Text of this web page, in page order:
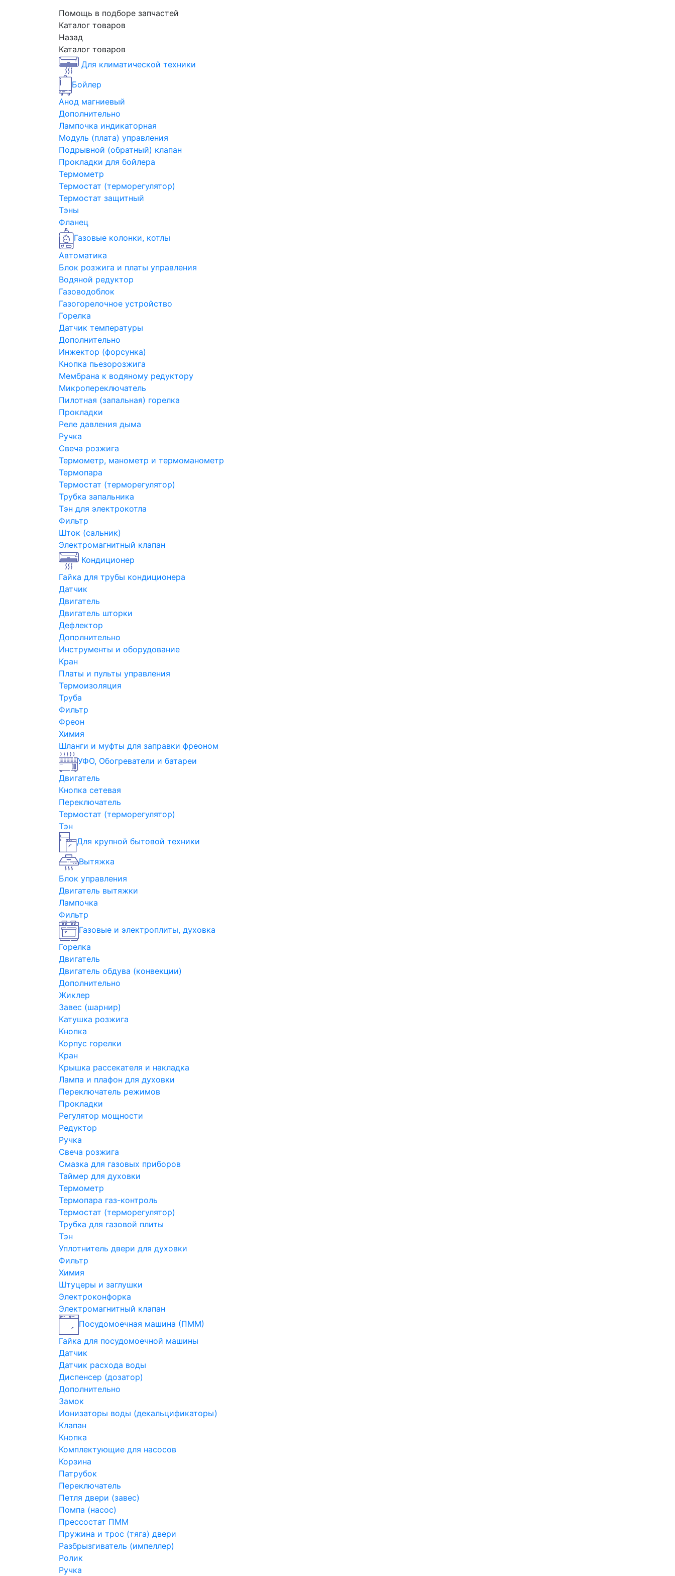
Помощь в подборе запчастей
Каталог товаров
Назад
Каталог товаров
Для климатической техники
Бойлер
Анод магниевый
Дополнительно
Лампочка индикаторная
Модуль (плата) управления
Подрывной (обратный) клапан
Прокладки для бойлера
Термометр
Термостат (терморегулятор)
Термостат защитный
Тэны
Фланец
Газовые колонки, котлы
Автоматика
Блок розжига и платы управления
Водяной редуктор
Газоводоблок
Газогорелочное устройство
Горелка
Датчик температуры
Дополнительно
Инжектор (форсунка)
Кнопка пьезорозжига
Мембрана к водяному редуктору
Микропереключатель
Пилотная (запальная) горелка
Прокладки
Реле давления дыма
Ручка
Свеча розжига
Термометр, манометр и термоманометр
Термопара
Термостат (терморегулятор)
Трубка запальника
Тэн для электрокотла
Фильтр
Шток (сальник)
Электромагнитный клапан
Кондиционер
Гайка для трубы кондиционера
Датчик
Двигатель
Двигатель шторки
Дефлектор
Дополнительно
Инструменты и оборудование
Кран
Платы и пульты управления
Термоизоляция
Труба
Фильтр
Фреон
Химия
Шланги и муфты для заправки фреоном
УФО, Обогреватели и батареи
Двигатель
Кнопка сетевая
Переключатель
Термостат (терморегулятор)
Тэн
Для крупной бытовой техники
Вытяжка
Блок управления
Двигатель вытяжки
Лампочка
Фильтр
Газовые и электроплиты, духовка
Горелка
Двигатель
Двигатель обдува (конвекции)
Дополнительно
Жиклер
Завес (шарнир)
Катушка розжига
Кнопка
Корпус горелки
Кран
Крышка рассекателя и накладка
Лампа и плафон для духовки
Переключатель режимов
Прокладки
Регулятор мощности
Редуктор
Ручка
Свеча розжига
Смазка для газовых приборов
Таймер для духовки
Термометр
Термопара газ-контроль
Термостат (терморегулятор)
Трубка для газовой плиты
Тэн
Уплотнитель двери для духовки
Фильтр
Химия
Штуцеры и заглушки
Электроконфорка
Электромагнитный клапан
Посудомоечная машина (ПММ)
Гайка для посудомоечной машины
Датчик
Датчик расхода воды
Диспенсер (дозатор)
Дополнительно
Замок
Ионизаторы воды (декальцификаторы)
Клапан
Кнопка
Комплектующие для насосов
Корзина
Патрубок
Переключатель
Петля двери (завес)
Помпа (насос)
Преcсостат ПММ
Пружина и трос (тяга) двери
Разбрызгиватель (импеллер)
Ролик
Ручка